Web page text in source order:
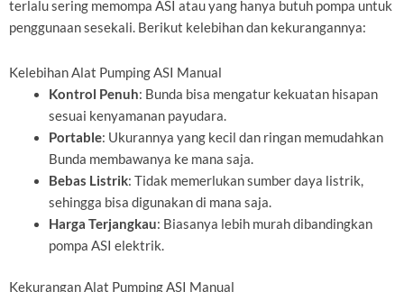
terlalu sering memompa ASI atau yang hanya butuh pompa untuk
penggunaan sesekali. Berikut kelebihan dan kekurangannya:
Kelebihan Alat Pumping ASI Manual
Kontrol Penuh: Bunda bisa mengatur kekuatan hisapan
sesuai kenyamanan payudara.
Portable: Ukurannya yang kecil dan ringan memudahkan
Bunda membawanya ke mana saja.
Bebas Listrik: Tidak memerlukan sumber daya listrik,
sehingga bisa digunakan di mana saja.
Harga Terjangkau: Biasanya lebih murah dibandingkan
pompa ASI elektrik.
Kekurangan Alat Pumping ASI Manual